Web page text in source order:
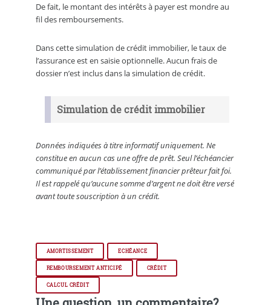
De fait, le montant des intérêts à payer est mondre au
fil des remboursements.
Dans cette simulation de crédit immobilier, le taux de
l’assurance est en saisie optionnelle. Aucun frais de
dossier n’est inclus dans la simulation de crédit.
Simulation de crédit immobilier
Données indiquées à titre informatif uniquement. Ne
constitue en aucun cas une offre de prêt. Seul l’échéancier
communiqué par l’établissement financier prêteur fait foi.
Il est rappelé qu’aucune somme d’argent ne doit être versé
avant toute souscription à un crédit.
AMORTISSEMENT ECHÉANCE
REMBOURSEMENT ANTICIPÉ CRÉDIT
CALCUL CRÉDIT